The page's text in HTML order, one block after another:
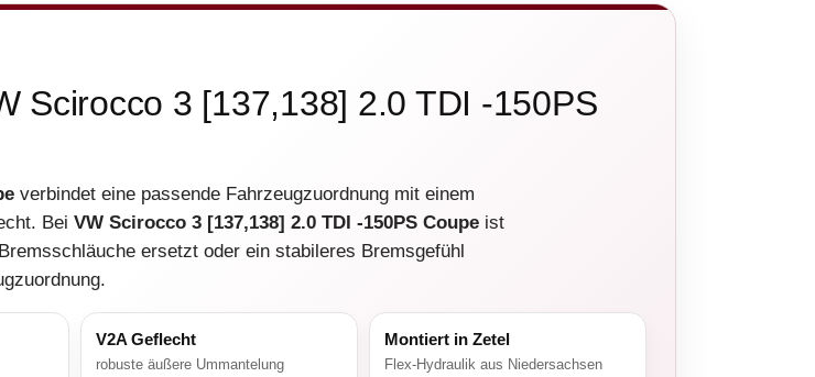
Scirocco 3 [137,138] 2.0 TDI -150PS
verbindet eine passende Fahrzeugzuordnung mit einem
Bei VW Scirocco 3 [137,138] 2.0 TDI -150PS Coupe ist
ersetzt oder ein stabileres Bremsgefühl
V2A Geflecht
robuste äußere Ummantelung
Montiert in Zetel
Flex-Hydraulik aus Niedersachsen